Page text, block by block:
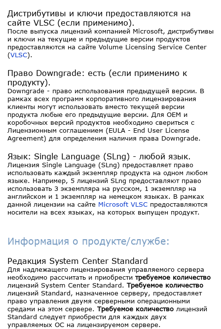
Дистрибутивы и ключи предоставляются на
сайте VLSC (если применимо).
После выпуска лицензий компанией Microsoft, дистрибутивы
и ключи на текущие и предыдущие версии продуктов
предоставляются на сайте Volume Licensing Service Center
(VLSC).
Право Downgrade: есть (если применимо к
продукту).
Downgrade - право использования предыдущей версии. В
рамках всех программ корпоративного лицензирования
клиенты могут использовать вместо текущей версии
продукта любые его предыдущие версии. Для OEM и
коробочных версий продуктов необходимо свериться с
Лицензионным соглашением (EULA - End User License
Agreement) для определения наличия права Downgrade.
Язык: Single Language (SLng) - любой язык.
Лицензия Single Language (SLng) предоставляет право
использовать каждый экземпляр продукта на одном любом
языке. Например, 5 лицензий SLng предоставляют право
использовать 3 экземпляра на русском, 1 экземпляр на
английском и 1 экземпляр на немецком языках. В рамках
данной лицензии на сайте Microsoft VLSC предоставляются
носители на всех языках, на которых выпущен продукт.
Информация о продукте/службе:
Редакция System Center Standard
Для надлежащего лицензирования управляемого сервера
необходимо рассчитать и приобрести требуемое количество
лицензий System Center Standard. Требуемое количество
лицензий Standard, назначенное серверу, предоставляет
право управления двумя серверными операционными
средами на этом сервере. Требуемое количество лицензий
Standard следует приобрести для каждых двух
управляемых ОС на лицензируемом сервере.